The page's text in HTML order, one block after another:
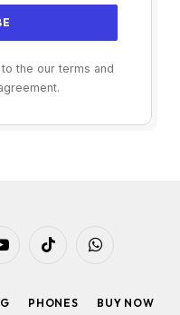
the our terms and
YouTubeTikTok WhatsApp
PHONES BUY NOW